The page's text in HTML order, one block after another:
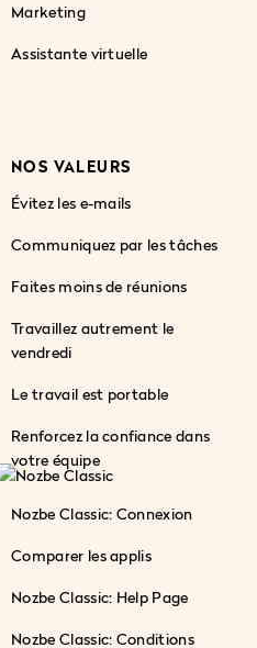
Marketing
Assistante virtuelle
NOS VALEURS
Évitez les e-mails
Communiquez par les tâches
Faites moins de réunions
Travaillez autrement le
vendredi
Le travail est portable
Renforcez la confiance dans
votre équipe
Nozbe Classic: Connexion
Comparer les applis
Nozbe Classic: Help Page
Nozbe Classic: Conditions